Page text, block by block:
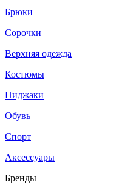
Брюки
Сорочки
Верхняя одежда
Костюмы
Пиджаки
Обувь
Спорт
Аксессуары
Бренды